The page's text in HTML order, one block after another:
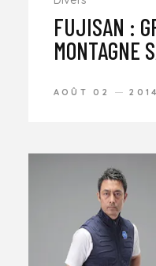
FUJISAN :
MONTAGNE
AOÛT 02 2014